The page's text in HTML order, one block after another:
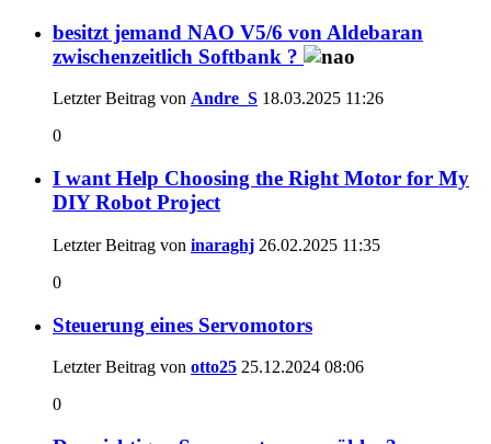
besitzt jemand NAO V5/6 von Aldebaran
zwischenzeitlich Softbank ?
Letzter Beitrag von Andre_S 18.03.2025 11:26
0
I want Help Choosing the Right Motor for My
DIY Robot Project
Letzter Beitrag von inaraghj 26.02.2025 11:35
0
Steuerung eines Servomotors
Letzter Beitrag von otto25 25.12.2024 08:06
0